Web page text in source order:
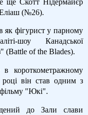
(№26).
як фігурист у парному
шоу Канадської
(Battle of the Blades).
короткометражному
він став одним з
фільму "Юкі".
до Зали слави